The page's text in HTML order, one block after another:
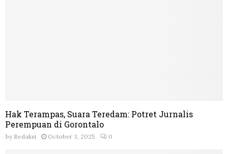
Hak Terampas, Suara Teredam: Potret Jurnalis
Perempuan di Gorontalo
by Redaksi October 3, 2025 0